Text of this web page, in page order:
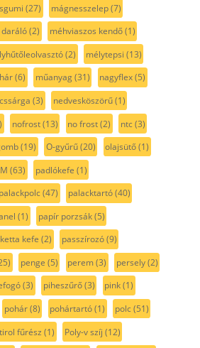
(27) mágnesszelep(7)
daráló(2) méhviaszos kendő(1)
(2) mélytepsi (13)
(6) műanyag(31) nagyflex(5)
(3) nedvesköszörű(1)
nofrost(13) no frost(2) ntc(3)
(19) O-gyűrű(20) olajsütő(1)
(63) padlókefe (1)
palackpolc(47) palacktartó(40)
(1) papír porzsák(5)
kefe (2) passzírozó(9)
penge (5) perem(3) persely(2)
(3) piheszűrő(3) pink(1)
pohár(8) pohártartó(1) polc(51)
fűrész (1) Poly-v szíj (12)